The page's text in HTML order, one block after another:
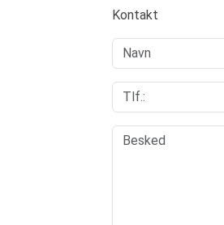
Kontakt